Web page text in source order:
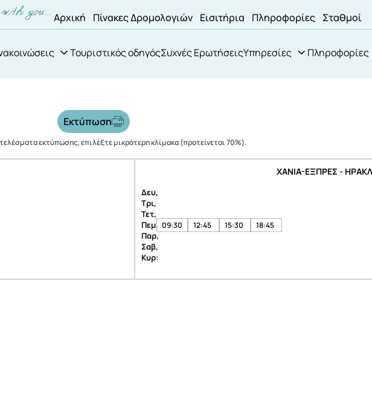
Αρχική Πίνακες Δρομολογιών Εισιτήρια Πληροφορίες Σταθμοί
Τουριστικός οδηγόςΣυχνές ΕρωτήσειςΥπηρεσίες Πληροφορίες
Εκτύπωση
εκτύπωσης, επιλέξτε μικρότερη κλίμακα (προτείνεται 70%).
ΧΑΝΙΑ-ΕΞΠΡΕΣ -
Δευ,
Τρι,
Τετ,
Πεμ,
Παρ,
Σαβ,
Κυρ:
09:30 12:45 15:30 18:45